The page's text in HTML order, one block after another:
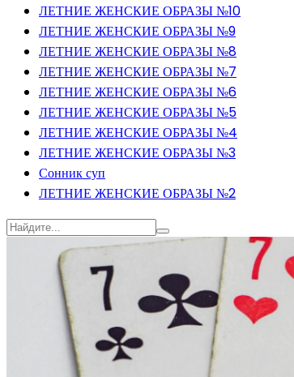
ЛЕТНИЕ ЖЕНСКИЕ ОБРАЗЫ №10
ЛЕТНИЕ ЖЕНСКИЕ ОБРАЗЫ №9
ЛЕТНИЕ ЖЕНСКИЕ ОБРАЗЫ №8
ЛЕТНИЕ ЖЕНСКИЕ ОБРАЗЫ №7
ЛЕТНИЕ ЖЕНСКИЕ ОБРАЗЫ №6
ЛЕТНИЕ ЖЕНСКИЕ ОБРАЗЫ №5
ЛЕТНИЕ ЖЕНСКИЕ ОБРАЗЫ №4
ЛЕТНИЕ ЖЕНСКИЕ ОБРАЗЫ №3
Сонник суп
ЛЕТНИЕ ЖЕНСКИЕ ОБРАЗЫ №2